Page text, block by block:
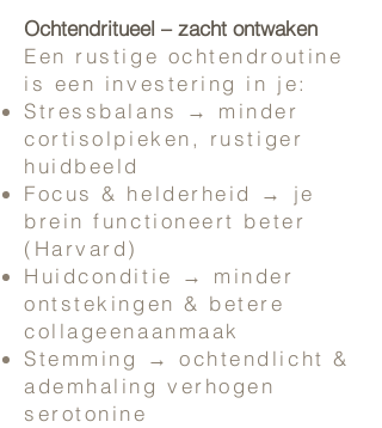
Ochtendritueel – zacht ontwaken
Een rustige ochtendroutine
is een investering in je:
Stressbalans → minder
cortisolpieken, rustiger
huidbeeld
Focus & helderheid → je
brein functioneert beter
(Harvard)
Huidconditie → minder
ontstekingen & betere
collageenaanmaak
Stemming → ochtendlicht &
ademhaling verhogen
serotonine